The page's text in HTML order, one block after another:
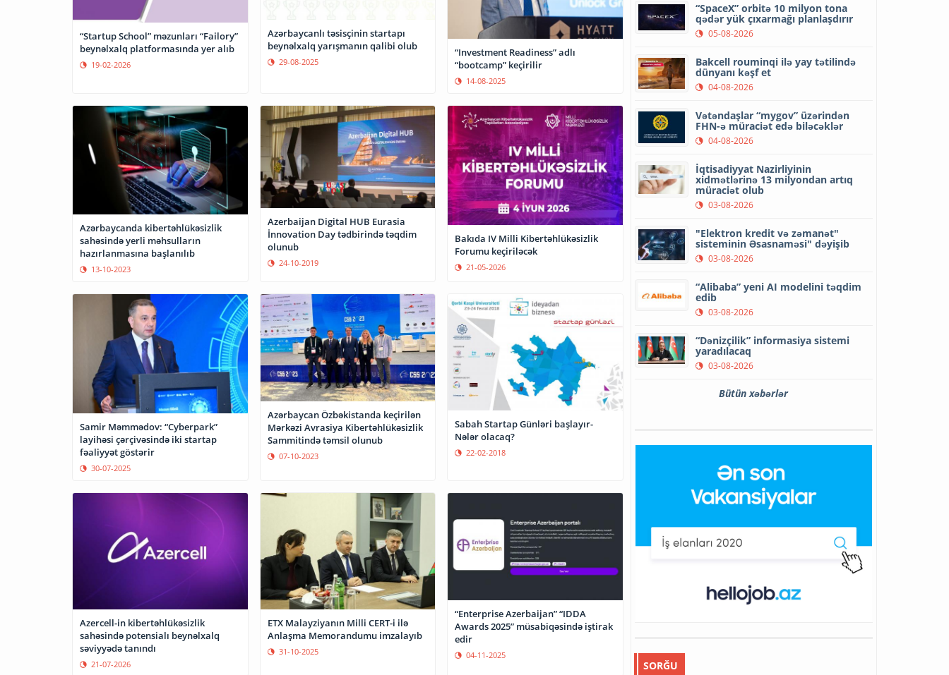
“Startup School” məzunları “Failory”
beynəlxalq platformasında yer alıb
19-02-2026
Azərbaycanlı təsisçinin startapı
beynəlxalq yarışmanın qalibi olub
29-08-2025
“Investment Readiness” adlı
“bootcamp” keçirilir
14-08-2025
Azərbaycanda kibertəhlükəsizlik
sahəsində yerli məhsulların
hazırlanmasına başlanılıb
13-10-2023
Azerbaijan Digital HUB Eurasia
İnnovation Day tədbirində təqdim
olunub
24-10-2019
Bakıda IV Milli Kibertəhlükəsizlik
Forumu keçiriləcək
21-05-2026
Samir Məmmədov: “Cyberpark”
layihəsi çərçivəsində iki startap
fəaliyyət göstərir
30-07-2025
Azərbaycan Özbəkistanda keçirilən
Mərkəzi Avrasiya Kibertəhlükəsizlik
Sammitində təmsil olunub
07-10-2023
Sabah Startap Günləri başlayır-
Nələr olacaq?
22-02-2018
Azercell-in kibertəhlükəsizlik
sahəsində potensialı beynəlxalq
səviyyədə tanındı
21-07-2026
ETX Malayziyanın Milli CERT-i ilə
Anlaşma Memorandumu imzalayıb
31-10-2025
“Enterprise Azerbaijan” “IDDA
Awards 2025” müsabiqəsində iştirak
edir
04-11-2025
“SpaceX” orbitə 10 milyon tona
qədər yük çıxarmağı planlaşdırır
05-08-2026
Bakcell rouminqi ilə yay tətilində
dünyanı kəşf et
04-08-2026
Vətəndaşlar “mygov” üzərindən
FHN-ə müraciət edə biləcəklər
04-08-2026
İqtisadiyyat Nazirliyinin
xidmətlərinə 13 milyondan artıq
müraciət olub
03-08-2026
"Elektron kredit və zəmanət"
sisteminin Əsasnaməsi" dəyişib
03-08-2026
“Alibaba” yeni AI modelini təqdim
edib
03-08-2026
“Dənizçilik” informasiya sistemi
yaradılacaq
03-08-2026
Bütün xəbərlər
SORĞU